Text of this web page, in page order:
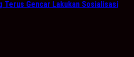
Terus Gencar Lakukan Sosialisasi